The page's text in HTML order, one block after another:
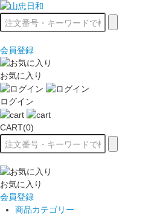
会員登録
お気に入り
ログイン
CART(0)
お気に入り
会員登録
商品カテゴリー